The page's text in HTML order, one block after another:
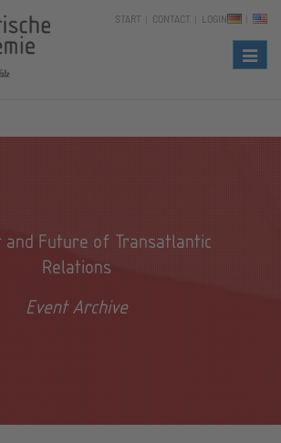
START CONTACT LOGIN
and Future of Transatlantic
Relations
Event Archive